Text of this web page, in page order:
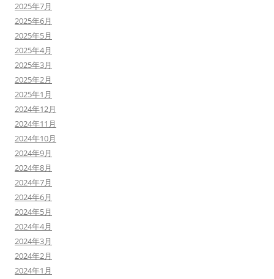
2025年7月
2025年6月
2025年5月
2025年4月
2025年3月
2025年2月
2025年1月
2024年12月
2024年11月
2024年10月
2024年9月
2024年8月
2024年7月
2024年6月
2024年5月
2024年4月
2024年3月
2024年2月
2024年1月